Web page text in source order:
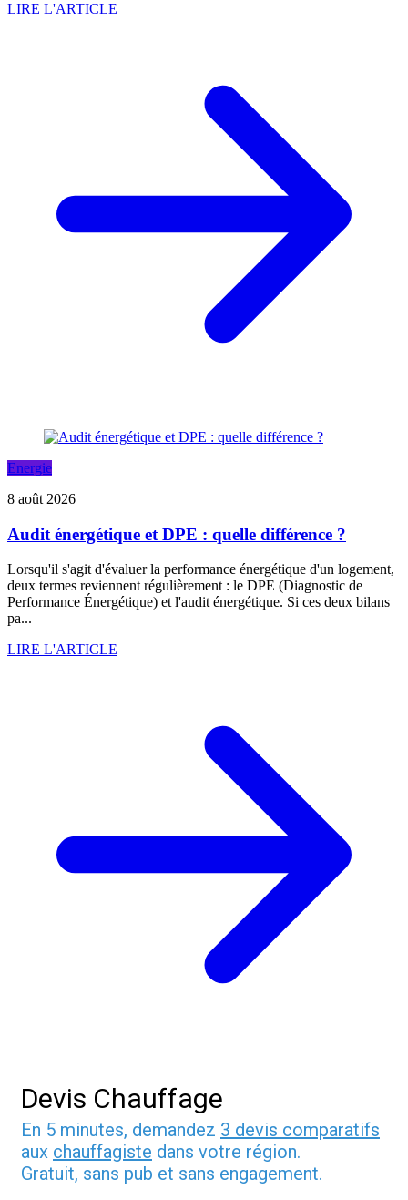
LIRE L'ARTICLE
Energie
8 août 2026
Audit énergétique et DPE : quelle différence ?
Lorsqu'il s'agit d'évaluer la performance énergétique d'un logement,
deux termes reviennent régulièrement : le DPE (Diagnostic de
Performance Énergétique) et l'audit énergétique. Si ces deux bilans
pa...
LIRE L'ARTICLE
Devis Chauffage
En 5 minutes, demandez 3 devis comparatifs
aux chauffagiste dans votre région.
Gratuit, sans pub et sans engagement.